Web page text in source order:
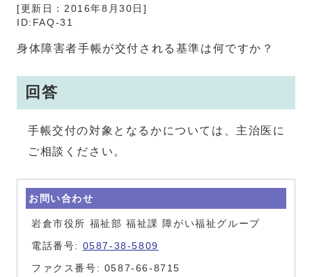
[更新日： 2016年8月30日 ]
ID:FAQ-31
身体障害者手帳が交付される基準は何ですか？
回答
手帳交付の対象となるかについては、主治医に
ご相談ください。
お問い合わせ
岩倉市役所 福祉部 福祉課 障がい福祉グループ
電話番号: 0587-38-5809
ファクス番号: 0587-66-8715